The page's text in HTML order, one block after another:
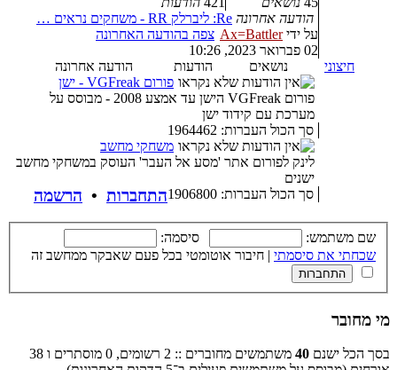
הודעה אחרונה Re: ליברלק RR - משחקים נראים …
על ידיAx=Battler צפה בהודעה האחרונה
02 פברואר 2023, 10:26
חיצוני
נושאים הודעות
הודעה אחרונה
פורום VGFreak - ישן
פורום VGFreak הישן עד אמצע 2008 - מבוסס על
מערכת עם קידוד ישן
סך הכול העברות: 1964462
משחקי מחשב
לינק לפורום אתר 'מסע אל העבר' העוסק במשחקי מחשב
ישנים
סך הכול העברות: 1906800
התחברות • הרשמה
שם משתמש:
סיסמה:
שכחתי את סיסמתי | חיבור אוטומטי בכל פעם שאבקר ממחשב זה
מי מחובר
בסך הכל ישנם 40
משתמשים מחוברים :: 2 רשומים, 0 מוסתרים ו 38